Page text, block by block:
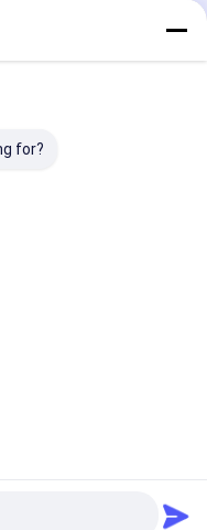
นประเทศจีน.Copyright ©
Reserved.
for?